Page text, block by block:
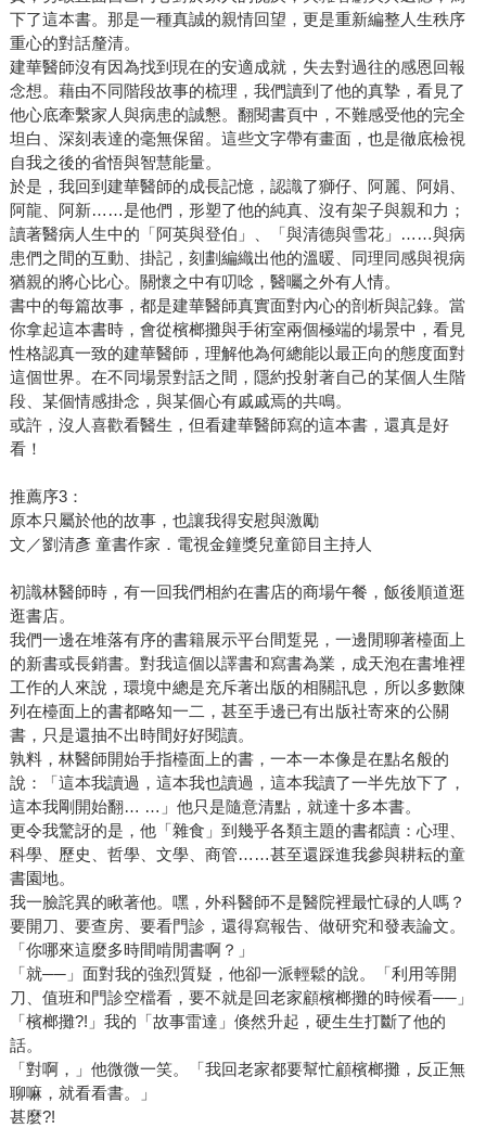
下了這本書。那是一種真誠的親情回望，更是重新編整人生秩序
重心的對話釐清。
建華醫師沒有因為找到現在的安適成就，失去對過往的感恩回報
念想。藉由不同階段故事的梳理，我們讀到了他的真摯，看見了
他心底牽繫家人與病患的誠懇。翻閱書頁中，不難感受他的完全
坦白、深刻表達的毫無保留。這些文字帶有畫面，也是徹底檢視
自我之後的省悟與智慧能量。
於是，我回到建華醫師的成長記憶，認識了獅仔、阿麗、阿娟、
阿龍、阿新……是他們，形塑了他的純真、沒有架子與親和力；
讀著醫病人生中的「阿英與登伯」、「與清德與雪花」……與病
患們之間的互動、掛記，刻劃編織出他的溫暖、同理同感與視病
猶親的將心比心。關懷之中有叨唸，醫囑之外有人情。
書中的每篇故事，都是建華醫師真實面對內心的剖析與記錄。當
你拿起這本書時，會從檳榔攤與手術室兩個極端的場景中，看見
性格認真一致的建華醫師，理解他為何總能以最正向的態度面對
這個世界。在不同場景對話之間，隱約投射著自己的某個人生階
段、某個情感掛念，與某個心有戚戚焉的共鳴。
或許，沒人喜歡看醫生，但看建華醫師寫的這本書，還真是好
看！
推薦序3：
原本只屬於他的故事，也讓我得安慰與激勵
文／劉清彥 童書作家．電視金鐘獎兒童節目主持人
初識林醫師時，有一回我們相約在書店的商場午餐，飯後順道逛
逛書店。
我們一邊在堆落有序的書籍展示平台間踅晃，一邊閒聊著檯面上
的新書或長銷書。對我這個以譯書和寫書為業，成天泡在書堆裡
工作的人來說，環境中總是充斥著出版的相關訊息，所以多數陳
列在檯面上的書都略知一二，甚至手邊已有出版社寄來的公關
書，只是還抽不出時間好好閱讀。
孰料，林醫師開始手指檯面上的書，一本一本像是在點名般的
說：「這本我讀過，這本我也讀過，這本我讀了一半先放下了，
這本我剛開始翻… …」他只是隨意清點，就達十多本書。
更令我驚訝的是，他「雜食」到幾乎各類主題的書都讀：心理、
科學、歷史、哲學、文學、商管……甚至還踩進我參與耕耘的童
書園地。
我一臉詫異的瞅著他。嘿，外科醫師不是醫院裡最忙碌的人嗎？
要開刀、要查房、要看門診，還得寫報告、做研究和發表論文。
「你哪來這麼多時間啃閒書啊？」
「就──」面對我的強烈質疑，他卻一派輕鬆的說。「利用等開
刀、值班和門診空檔看，要不就是回老家顧檳榔攤的時候看──」
「檳榔攤?!」我的「故事雷達」倏然升起，硬生生打斷了他的
話。
「對啊，」他微微一笑。「我回老家都要幫忙顧檳榔攤，反正無
聊嘛，就看看書。」
甚麼?!